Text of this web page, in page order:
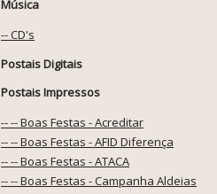
Música
-- CD's
Postais Digitais
Postais Impressos
-- -- Boas Festas - Acreditar
-- -- Boas Festas - AFID Diferença
-- -- Boas Festas - ATACA
-- -- Boas Festas - Campanha Aldeias